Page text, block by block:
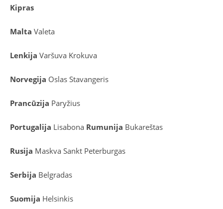
Kipras
Malta Valeta
Lenkija Varšuva Krokuva
Norvegija Oslas Stavangeris
Prancūzija Paryžius
Portugalija Lisabona Rumunija Bukareštas
Rusija Maskva Sankt Peterburgas
Serbija Belgradas
Suomija Helsinkis